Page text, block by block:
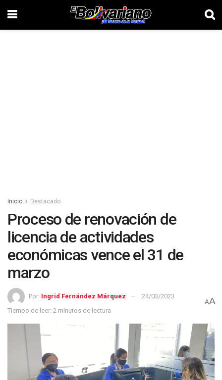
Inicio Destacado
Proceso de renovación de
licencia de actividades
económicas vence el 31 de
marzo
Por: Ingrid Fernández Márquez
24/03/2023
Tiempo de leer: 2 minutos de lectura
AA